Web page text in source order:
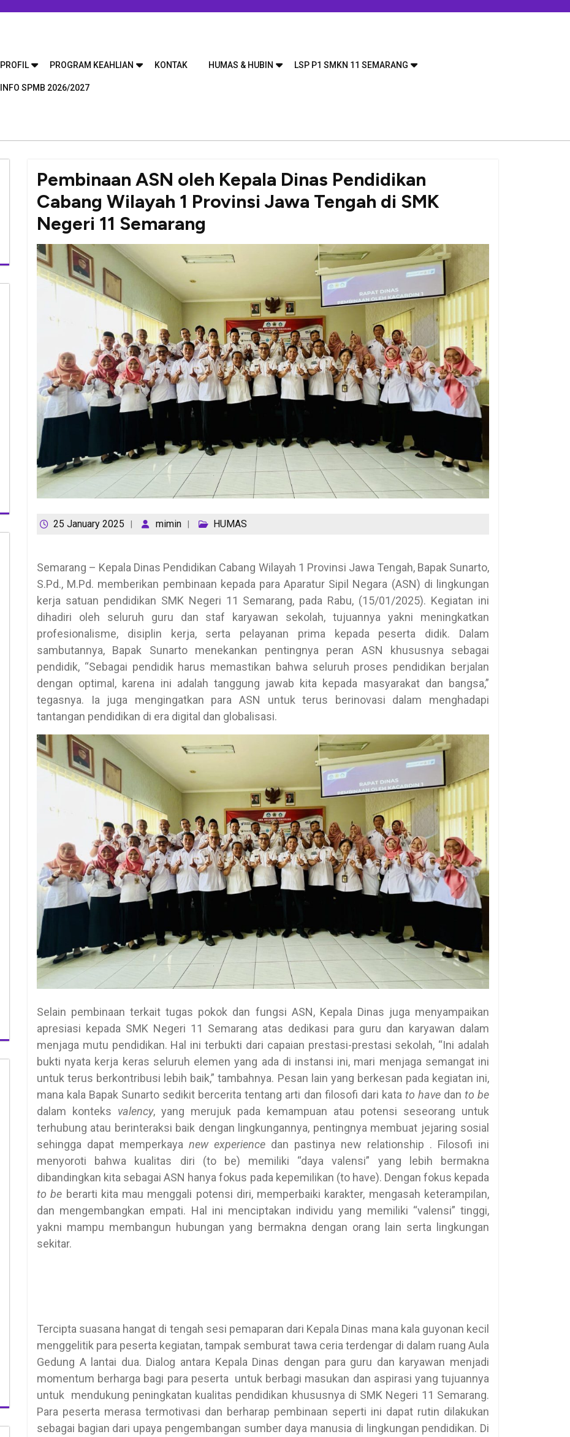
PROFIL PROGRAM KEAHLIAN KONTAK HUMAS & HUBIN LSP P1 SMKN 11 SEMARANG
INFO SPMB 2026/2027
Pembinaan ASN oleh Kepala Dinas Pendidikan
Cabang Wilayah 1 Provinsi Jawa Tengah di SMK
Negeri 11 Semarang
25 January 2025 mimin HUMAS
Semarang – Kepala Dinas Pendidikan Cabang Wilayah 1 Provinsi Jawa Tengah, Bapak Sunarto,
S.Pd., M.Pd. memberikan pembinaan kepada para Aparatur Sipil Negara (ASN) di lingkungan
kerja satuan pendidikan SMK Negeri 11 Semarang, pada Rabu, (15/01/2025). Kegiatan ini
dihadiri oleh seluruh guru dan staf karyawan sekolah, tujuannya yakni meningkatkan
profesionalisme, disiplin kerja, serta pelayanan prima kepada peserta didik. Dalam
sambutannya, Bapak Sunarto menekankan pentingnya peran ASN khususnya sebagai
pendidik, “Sebagai pendidik harus memastikan bahwa seluruh proses pendidikan berjalan
dengan optimal, karena ini adalah tanggung jawab kita kepada masyarakat dan bangsa,”
tegasnya. Ia juga mengingatkan para ASN untuk terus berinovasi dalam menghadapi
tantangan pendidikan di era digital dan globalisasi.
Selain pembinaan terkait tugas pokok dan fungsi ASN, Kepala Dinas juga menyampaikan
apresiasi kepada SMK Negeri 11 Semarang atas dedikasi para guru dan karyawan dalam
menjaga mutu pendidikan. Hal ini terbukti dari capaian prestasi-prestasi sekolah, “Ini adalah
bukti nyata kerja keras seluruh elemen yang ada di instansi ini, mari menjaga semangat ini
untuk terus berkontribusi lebih baik,” tambahnya. Pesan lain yang berkesan pada kegiatan ini,
mana kala Bapak Sunarto sedikit bercerita tentang arti dan filosofi dari kata to havedan to be
dalam konteks valency, yang merujuk pada kemampuan atau potensi seseorang untuk
terhubung atau berinteraksi baik dengan lingkungannya, pentingnya membuat jejaring sosial
sehingga dapat memperkaya new experience dan pastinya new relationship . Filosofi ini
menyoroti bahwa kualitas diri (to be) memiliki “daya valensi” yang lebih bermakna
dibandingkan kita sebagai ASN hanya fokus pada kepemilikan (to have). Dengan fokus kepada
to be berarti kita mau menggali potensi diri, memperbaiki karakter, mengasah keterampilan,
dan mengembangkan empati. Hal ini menciptakan individu yang memiliki “valensi” tinggi,
yakni mampu membangun hubungan yang bermakna dengan orang lain serta lingkungan
sekitar.
Tercipta suasana hangat di tengah sesi pemaparan dari Kepala Dinas mana kala guyonan kecil
menggelitik para peserta kegiatan, tampak semburat tawa ceria terdengar di dalam ruang Aula
Gedung A lantai dua. Dialog antara Kepala Dinas dengan para guru dan karyawan menjadi
momentum berharga bagi para peserta untuk berbagi masukan dan aspirasi yang tujuannya
untuk mendukung peningkatan kualitas pendidikan khususnya di SMK Negeri 11 Semarang.
Para peserta merasa termotivasi dan berharap pembinaan seperti ini dapat rutin dilakukan
sebagai bagian dari upaya pengembangan sumber daya manusia di lingkungan pendidikan. Di